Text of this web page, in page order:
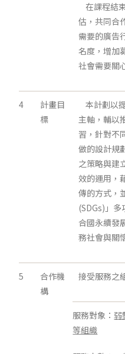
在課程結
估，共同合
需要的廣告
名度，增加
社會需要關
4
計畫目
標
本計劃以
主軸，輔以
習，針對不
做的設計規
之策略與建
效的運用，
傳的方式，
(SDGs)」
合國永續發
務社會與關
5
合作機
構
接受服務之
服務對象：弱
等組織